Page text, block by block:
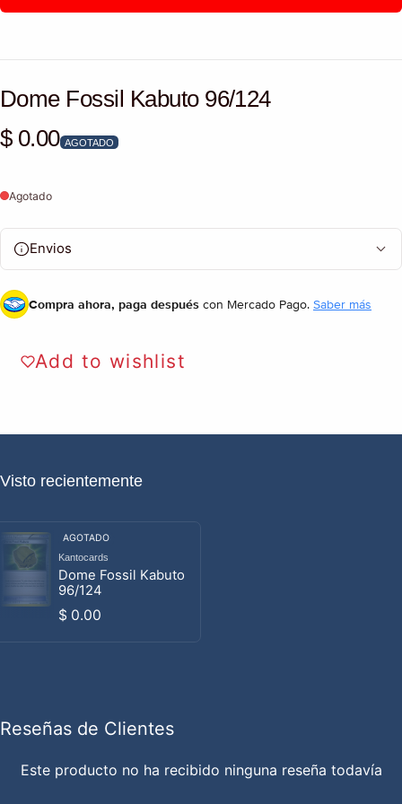
Dome Fossil Kabuto 96/124
Precio habitual
$ 0.00 AGOTADO
Agotado
Envios
Compra ahora, paga después con Mercado Pago. Saber más
Add to wishlist
Visto recientemente
AGOTADO
Proveedor:
Kantocards
Dome Fossil Kabuto
96/124
Precio habitual
$ 0.00
Reseñas de Clientes
Este producto no ha recibido ninguna reseña todavía